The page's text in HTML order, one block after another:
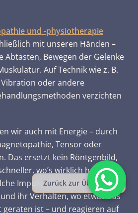
und -physiotherapie
mit unseren Händen –
Abtasten, Bewegen der Gelenke
Auf Technik wie z. B.
oder andere
verzichten
wir auch mit Energie – durch
Tensor oder
Das ersetzt kein Röntgenbild,
wo’s wirklich hakt.
Impulse fein wahr. Sie zeigen
ihr Verhalten, wo etwas aus
geraten ist – und reagieren auf
Zurück zur Übersicht